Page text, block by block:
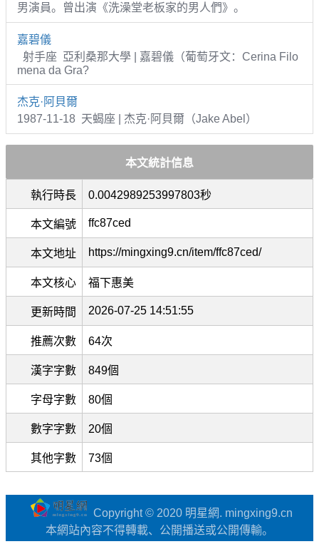
男演員。曾出演《洗澡堂老板家的男人們》。
嘉碧儀
射手座 亞利桑那大學 | 嘉碧儀（葡萄牙文：Cerina Filo
mena da Gra?
杰克·阿貝爾
1987-11-18 天蝎座 | 杰克·阿貝爾（Jake Abel）
本文統計信息
執行時長 0.0042989253997803秒
本文編號 ffc87ced
本文地址 https://mingxing9.cn/item/ffc87ced/
本文核心 福下惠美
更新時間 2026-07-25 14:51:55
推薦次數 64次
漢字字數 849個
字母字數 80個
數字字數 20個
其他字數 73個
Copyright © 2020 明星網. mingxing9.cn
本網站內容不得轉載、公開播送或公開傳輸。